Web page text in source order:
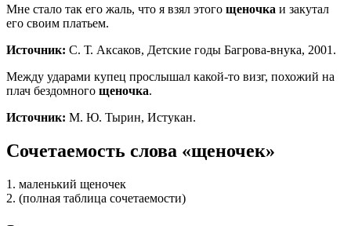
Мне стало так его жаль, что я взял этого щеночка и закутал
его своим платьем.
Источник: С. Т. Аксаков, Детские годы Багрова-внука, 2001.
Между ударами купец прослышал какой-то визг, похожий на
плач бездомного щеночка.
Источник: М. Ю. Тырин, Истукан.
Сочетаемость слова «щеночек»
1. маленький щеночек
2. (полная таблица сочетаемости)